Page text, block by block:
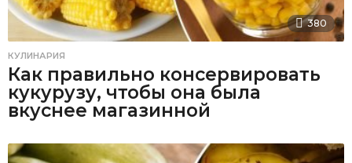
380
КУЛИНАРИЯ
Как правильно консервировать
кукурузу, чтобы она была
вкуснее магазинной